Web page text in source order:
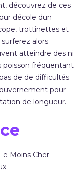
découvrez de ces
décole dun
trottinettes et
alors
atteindre des ni
poisson fréquentant
de de difficultés
pour
de longueur.
Moins Cher